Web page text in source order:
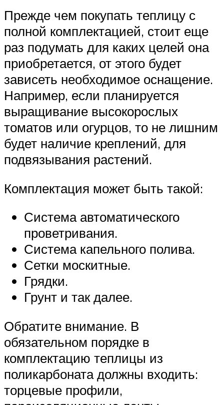
Прежде чем покупать теплицу с
полной комплектацией, стоит еще
раз подумать для каких целей она
приобретается, от этого будет
зависеть необходимое оснащение.
Например, если планируется
выращивание высокорослых
томатов или огурцов, то не лишним
будет наличие креплений, для
подвязывания растений.
Комплектация может быть такой:
Система автоматического
проветривания.
Система капельного полива.
Сетки москитные.
Грядки.
Грунт и так далее.
Обратите внимание. В
обязательном порядке в
комплектацию теплицы из
поликарбоната должны входить:
торцевые профили,